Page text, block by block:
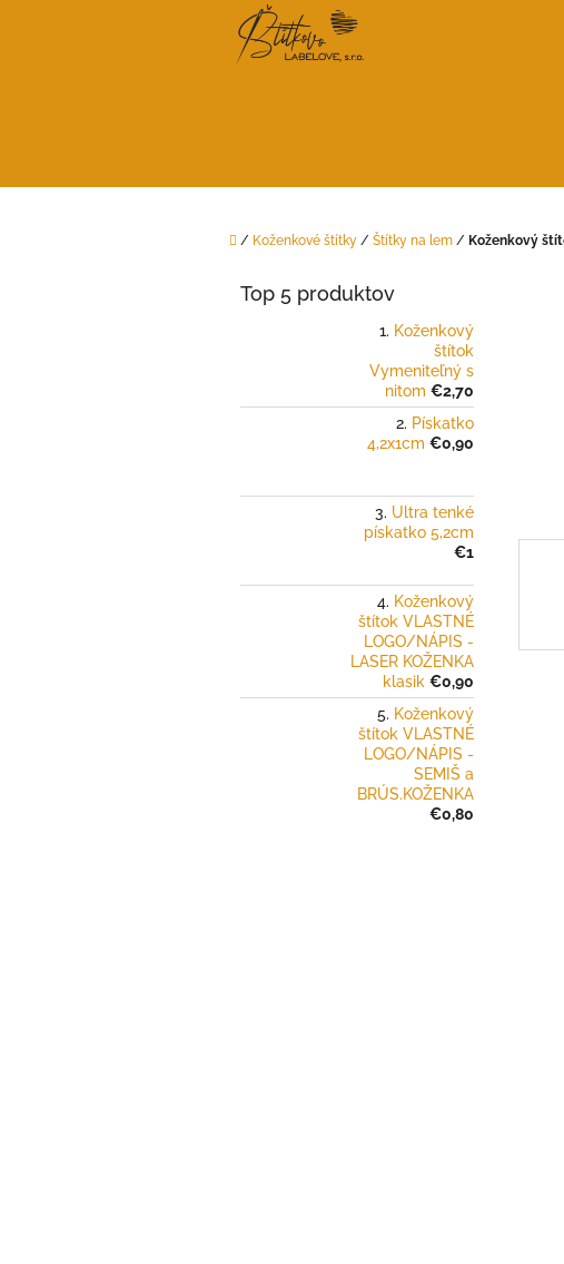
Domov
/ Koženkové štítky / Štítky na lem / Koženkový
Top 5 produktov
Koženkový
štítok
Vymeniteľný s
nitom €2,70
Pískatko
4,2x1cm €0,90
Ultra tenké
pískatko 5,2cm
€1
Koženkový
štítok VLASTNÉ
LOGO/NÁPIS -
LASER KOŽENKA
klasik €0,90
Koženkový
štítok VLASTNÉ
LOGO/NÁPIS -
SEMIŠ a
BRÚS.KOŽENKA
€0,80